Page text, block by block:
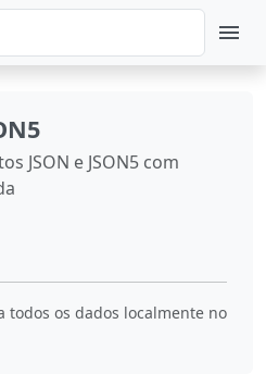
JSON e JSON5 com
todos os dados localmente no